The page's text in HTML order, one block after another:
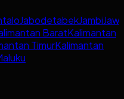
JabodetabekJambi
BaratKalimantan
TimurKalimantan